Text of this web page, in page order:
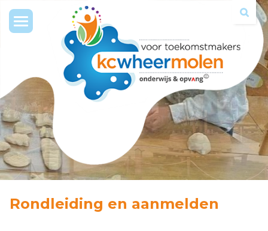
Toggle
navigation
Rondleiding en aanmelden